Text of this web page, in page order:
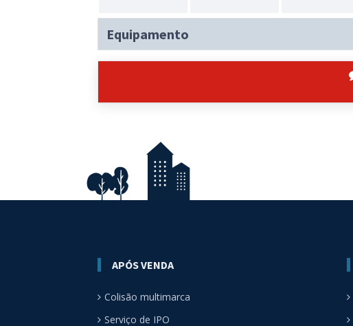
Equipamento
APÓS VENDA
Colisão multimarca
Serviço de IPO